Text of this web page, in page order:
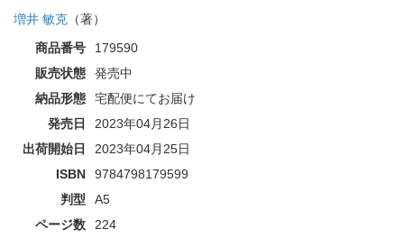
増井 敏克 （著）
商品番号
179590
販売状態
発売中
納品形態
宅配便にてお届け
発売日
2023年04月26日
出荷開始日
2023年04月25日
ISBN
9784798179599
判型
A5
ページ数
224